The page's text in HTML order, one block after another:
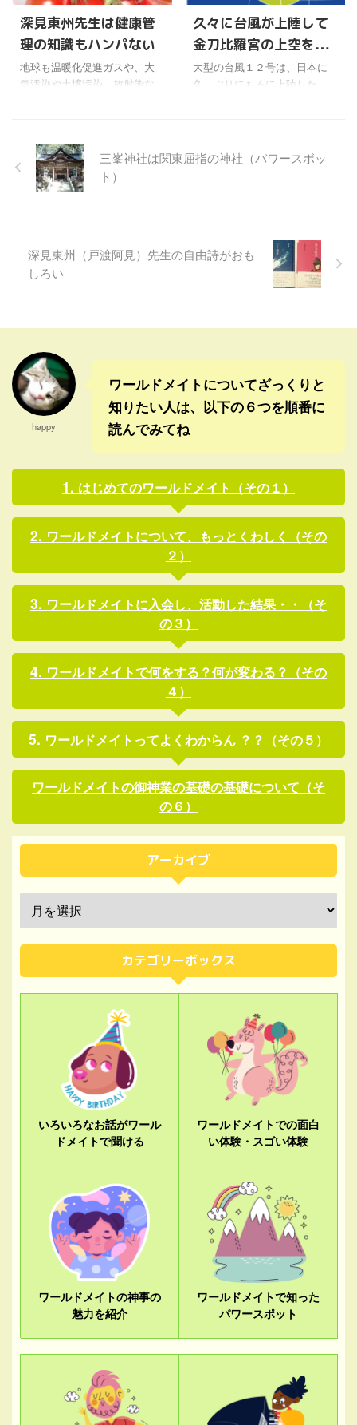
いだろうけどね。 ときどき他
教団の信者さんで、そういう
ことをすると神様に失礼では
ないかという人もネットでみ
かけるけど、そういう考えも
外の宗教になると、あれ ...
かどうかも定かではなく、そ
の女性が実在するかどうかも
不明らしいけど、読んでみる
と「お金」と「美」につい
て、今のアメリカの世相を映
深見東州先生は健康管
理の知識もハンパない
地球も温暖化促進ガスや、大
気汚染や土壌汚染、放射能な
脂肪が増えたり血糖値が上が
ったり、いろいろすると体が
悲鳴を上げて、病気になって
害で人々が苦しまないように
御祈願するけども、自分の健
るようだ。専門家のような詳
しい知識をもってあるよう ...
久々に台風が上陸して
金刀比羅宮の上空を通
過
大型の台風１２号は、日本に
久しぶりにもろに上陸した。
ろに来るなんて、ワールドメ
イト会員にとっては、不思議
の神様なんだけど。 今月に入
っても、事開けゆく働きでも
って、日本の国政の混乱が底
三峯神社は関東屈指の神社（バワースボッ
ト）
深見東州（戸渡阿見）先生の自由詩がおも
しろい
happy
ワールドメイトについてざっくりと
知りたい人は、以下の６つを順番に
読んでみてね
はじめてのワールドメイト（その１）
ワールドメイトについて、もっとくわしく（その
２）
ワールドメイトに入会し、活動した結果・・（そ
の３）
ワールドメイトで何をする？何が変わる？（その
４）
ワールドメイトってよくわからん ？？（その５）
ワールドメイトの御神業の基礎の基礎について（そ
の６）
アーカイブ
カテゴリーボックス
いろいろなお話がワール
ドメイトで聞ける
ワールドメイトでの面白
い体験・スゴい体験
ワールドメイトの神事の
魅力を紹介
ワールドメイトで知った
パワースポット